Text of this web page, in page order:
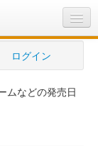
ログイン
ムなどの発売日